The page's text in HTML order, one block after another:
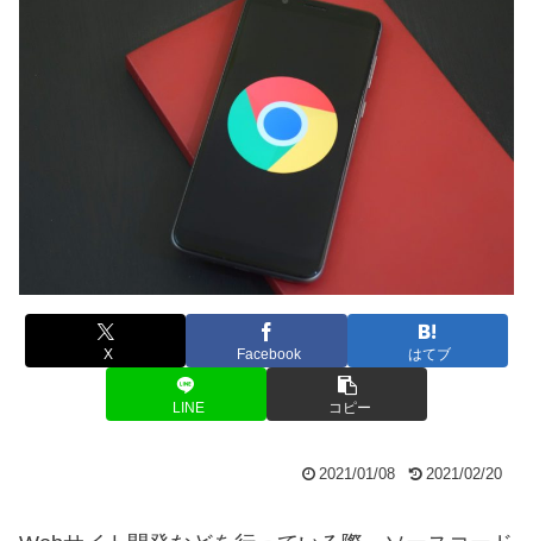
X Facebook はてブ
LINE コピー
2021/01/08 2021/02/20